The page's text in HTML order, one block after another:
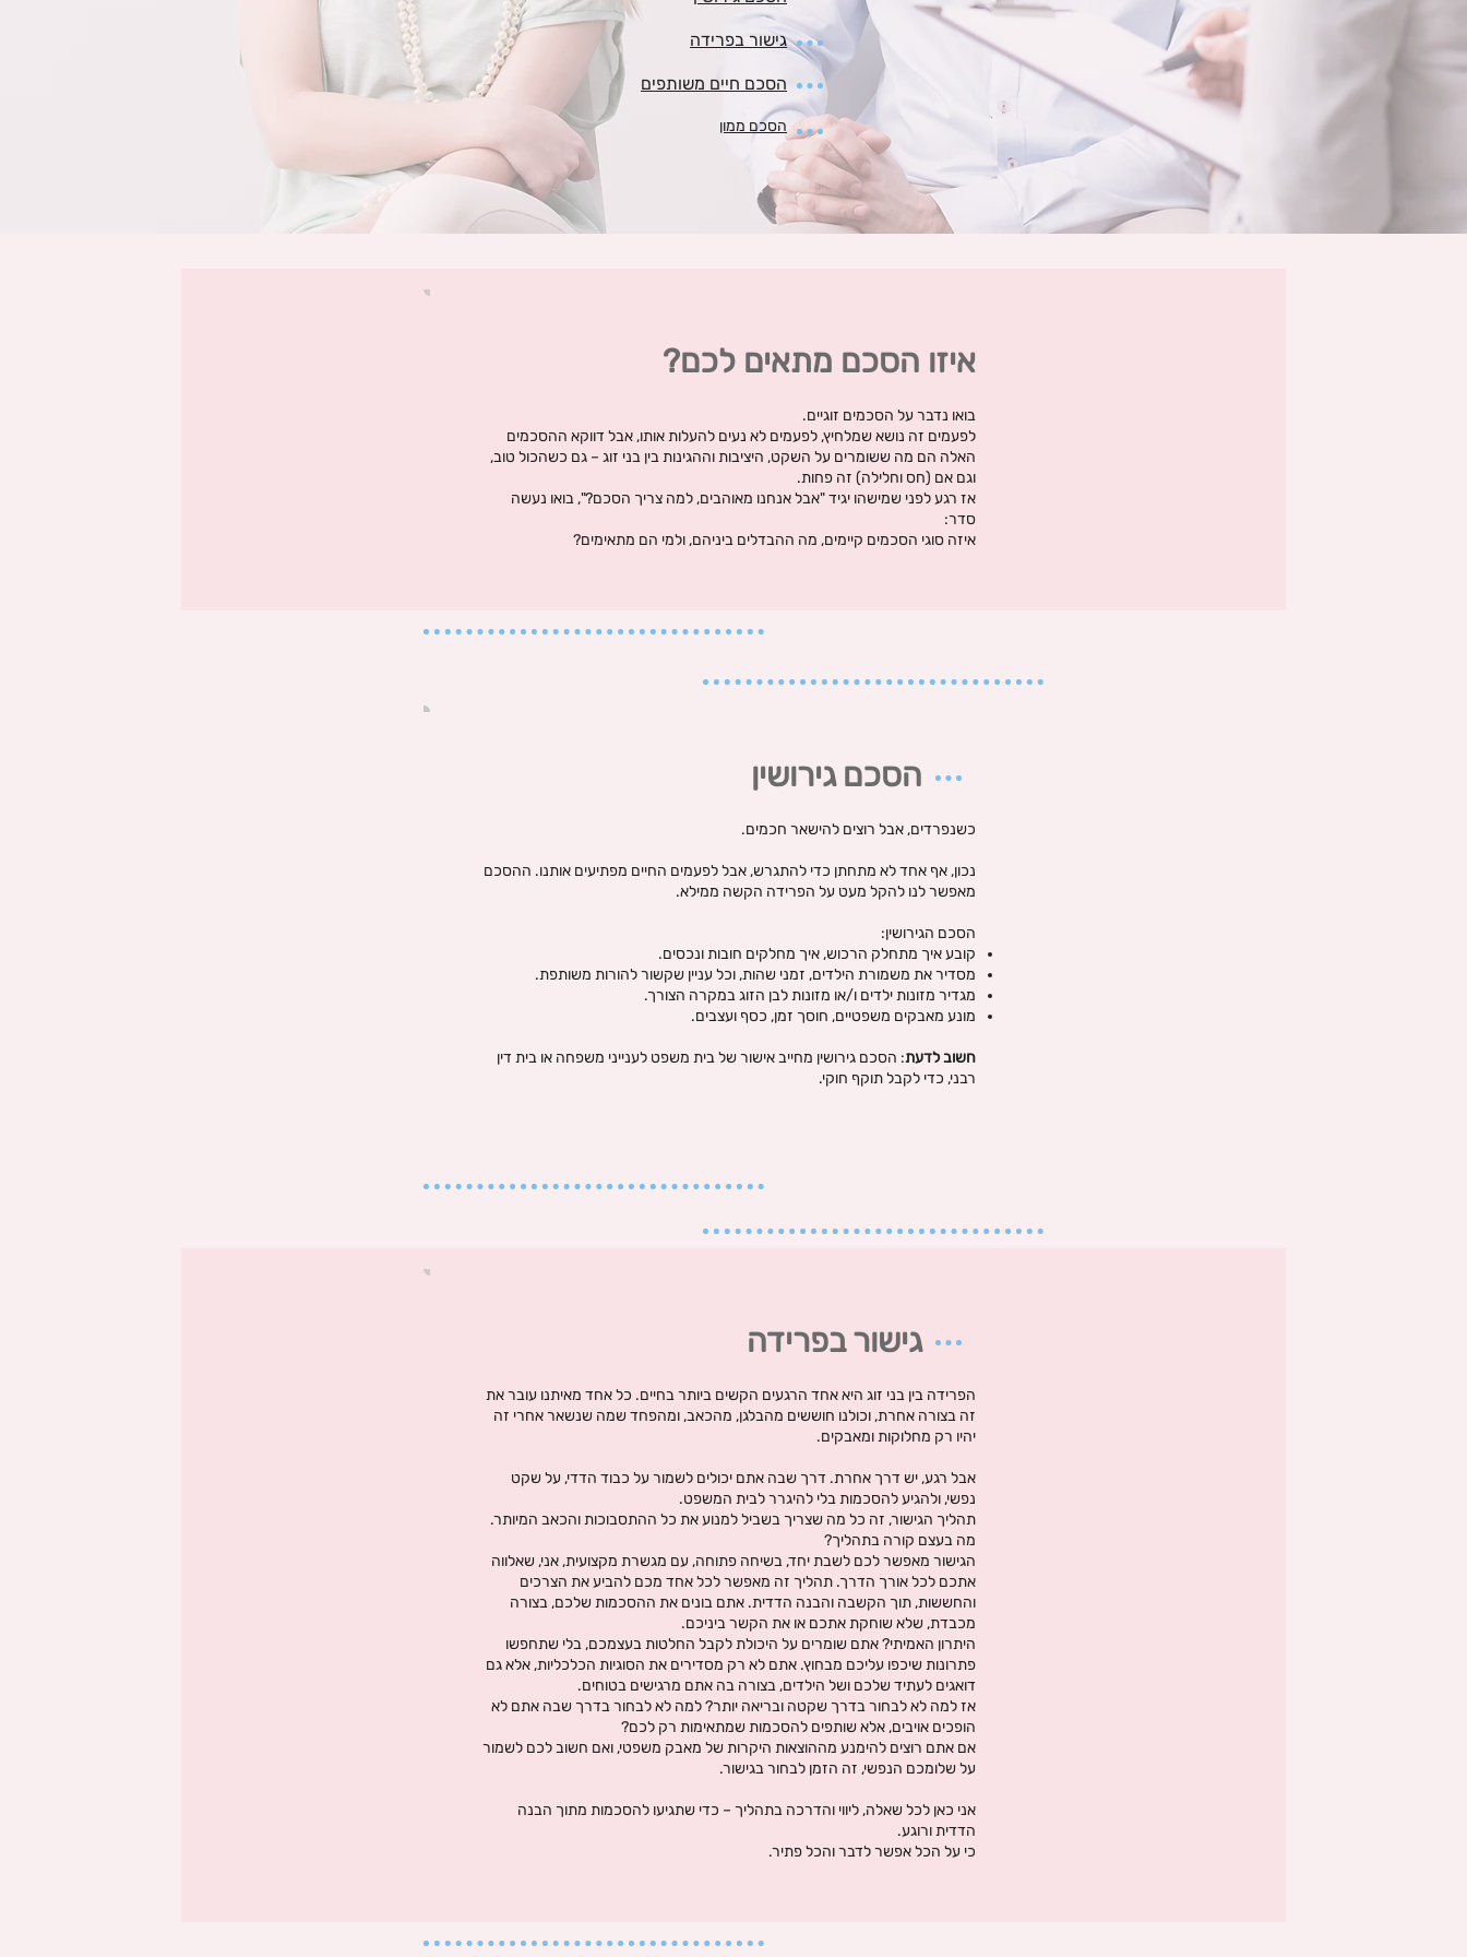
גישור בפרידה
הסכם חיים משותפים
הסכם ממון
איזו הסכם מתאים לכם?
בואו נדבר על הסכמים זוגיים.
לפעמים זה נושא שמלחיץ, לפעמים לא נעים להעלות אותו, אבל דווקא ההסכמים
האלה הם מה ששומרים על השקט, היציבות וההגינות בין בני זוג – גם כשהכול טוב,
וגם אם (חס וחלילה) זה פחות.
אז רגע לפני שמישהו יגיד "אבל אנחנו מאוהבים, למה צריך הסכם?", בואו נעשה
סדר:
איזה סוגי הסכמים קיימים, מה ההבדלים ביניהם, ולמי הם מתאימים?
הסכם גירושין
כשנפרדים, אבל רוצים להישאר חכמים.
נכון, אף אחד לא מתחתן כדי להתגרש, אבל לפעמים החיים מפתיעים אותנו. ההסכם
מאפשר לנו להקל מעט על הפרידה הקשה ממילא.
הסכם הגירושין:
קובע איך מתחלק הרכוש, איך מחלקים חובות ונכסים.
מסדיר את משמורת הילדים, זמני שהות, וכל עניין שקשור להורות משותפת.
מגדיר מזונות ילדים ו/או מזונות לבן הזוג במקרה הצורך.
מונע מאבקים משפטיים, חוסך זמן, כסף ועצבים.
חשוב לדעת: הסכם גירושין מחייב אישור של בית משפט לענייני משפחה או בית דין
רבני, כדי לקבל תוקף חוקי.
גישור בפרידה
הפרידה בין בני זוג היא אחד הרגעים הקשים ביותר בחיים. כל אחד מאיתנו עובר את
זה בצורה אחרת, וכולנו חוששים מהבלגן, מהכאב, ומהפחד שמה שנשאר אחרי זה
יהיו רק מחלוקות ומאבקים.
אבל רגע, יש דרך אחרת. דרך שבה אתם יכולים לשמור על כבוד הדדי, על שקט
נפשי, ולהגיע להסכמות בלי להיגרר לבית המשפט.
תהליך הגישור, זה כל מה שצריך בשביל למנוע את כל ההתסבוכות והכאב המיותר.
מה בעצם קורה בתהליך?
הגישור מאפשר לכם לשבת יחד, בשיחה פתוחה, עם מגשרת מקצועית, אני, שאלווה
אתכם לכל אורך הדרך. תהליך זה מאפשר לכל אחד מכם להביע את הצרכים
והחששות, תוך הקשבה והבנה הדדית. אתם בונים את ההסכמות שלכם, בצורה
מכבדת, שלא שוחקת אתכם או את הקשר ביניכם.
היתרון האמיתי? אתם שומרים על היכולת לקבל החלטות בעצמכם, בלי שתחפשו
פתרונות שיכפו עליכם מבחוץ. אתם לא רק מסדירים את הסוגיות הכלכליות, אלא גם
דואגים לעתיד שלכם ושל הילדים, בצורה בה אתם מרגישים בטוחים.
אז למה לא לבחור בדרך שקטה ובריאה יותר? למה לא לבחור בדרך שבה אתם לא
הופכים אויבים, אלא שותפים להסכמות שמתאימות רק לכם?
אם אתם רוצים להימנע מההוצאות היקרות של מאבק משפטי, ואם חשוב לכם לשמור
על שלומכם הנפשי, זה הזמן לבחור בגישור.
אני כאן לכל שאלה, ליווי והדרכה בתהליך – כדי שתגיעו להסכמות מתוך הבנה
הדדית ורוגע.
כי על הכל אפשר לדבר והכל פתיר.